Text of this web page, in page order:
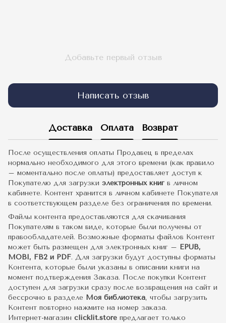
Добавьте первый отзыв
Написать отзыв
Доставка Оплата Возврат
После осуществления оплаты Продавец в пределах
нормально необходимого для этого времени (как правило
– моментально после оплаты) предоставляет доступ к
Покупателю для загрузки электронных книг в личном
кабинете. Контент хранится в личном кабинете Покупателя
в соответствующем разделе без ограничения по времени.
Файлы контента предоставляются для скачивания
Покупателям в таком виде, которые были получены от
правообладателей. Возможные форматы файлов Контент
может быть размещен для электронных книг – EPUB,
MOBI, FB2 и PDF. Для загрузки будут доступны форматы
Контента, которые были указаны в описании книги на
момент подтверждения Заказа. После покупки Контент
доступен для загрузки сразу после возвращения на сайт и
бессрочно в разделе Моя библиотека, чтобы загрузить
Контент повторно нажмите на номер заказа.
Интернет-магазин clicklit.store предлагает только